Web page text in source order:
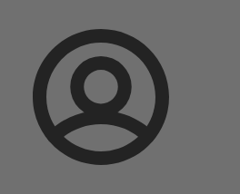
Login
RPH-V